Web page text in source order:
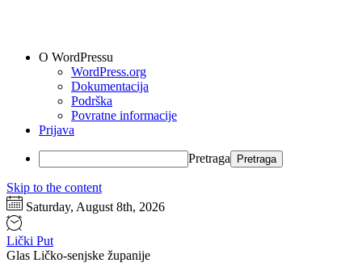
O WordPressu
WordPress.org
Dokumentacija
Podrška
Povratne informacije
Prijava
Pretraga
Skip to the content
Saturday, August 8th, 2026
Lički Put
Glas Ličko-senjske županije